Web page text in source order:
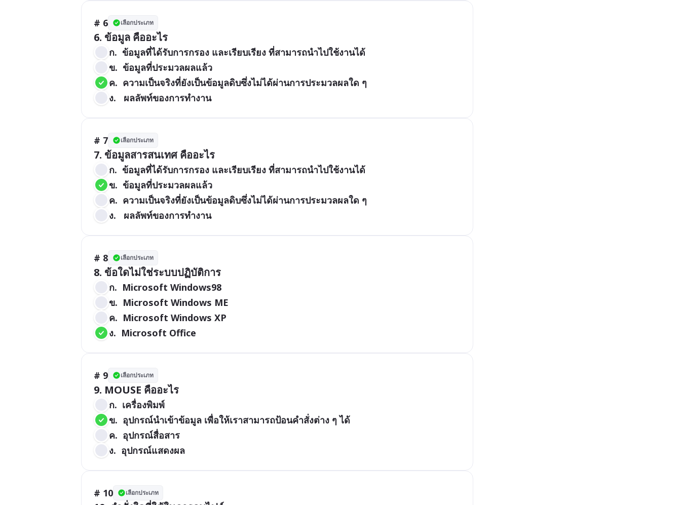
# 6 เลือกประเภท
6. ข้อมูล คืออะไร
ก.  ข้อมูลที่ได้รับการกรอง และเรียบเรียง ที่สามารถนำไปใช้งานได้
ข.  ข้อมูลที่ประมวลผลแล้ว
ค.  ความเป็นจริงที่ยังเป็นข้อมูลดิบซึ่งไม่ได้ผ่านการประมวลผลใด ๆ
ง.   ผลลัพท์ของการทำงาน
# 7 เลือกประเภท
7. ข้อมูลสารสนเทศ คืออะไร
ก.  ข้อมูลที่ได้รับการกรอง และเรียบเรียง ที่สามารถนำไปใช้งานได้
ข.  ข้อมูลที่ประมวลผลแล้ว
ค.  ความเป็นจริงที่ยังเป็นข้อมูลดิบซึ่งไม่ได้ผ่านการประมวลผลใด ๆ
ง.   ผลลัพท์ของการทำงาน
# 8 เลือกประเภท
8. ข้อใดไม่ใช่ระบบปฏิบัติการ
ก.  Microsoft Windows98
ข.  Microsoft Windows ME
ค.  Microsoft Windows XP
ง.  Microsoft Office
# 9 เลือกประเภท
9. MOUSE คืออะไร
ก.  เครื่องพิมพ์
ข.  อุปกรณ์นำเข้าข้อมูล เพื่อให้เราสามารถป้อนคำสั่งต่าง ๆ ได้
ค.  อุปกรณ์สื่อสาร
ง.  อุปกรณ์แสดงผล
# 10 เลือกประเภท